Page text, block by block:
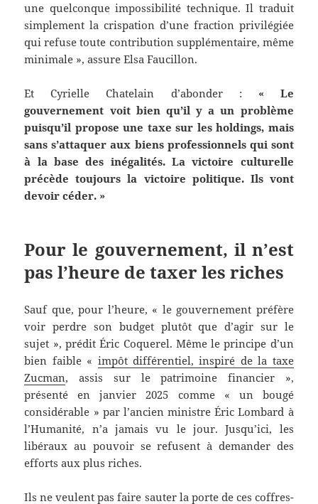
une quelconque impossibilité technique. Il traduit
simplement la crispation d’une fraction privilégiée
qui refuse toute contribution supplémentaire, même
minimale », assure Elsa Faucillon.
Et Cyrielle Chatelain d’abonder : « Le
gouvernement voit bien qu’il y a un problème
puisqu’il propose une taxe sur les holdings, mais
sans s’attaquer aux biens professionnels qui sont
à la base des inégalités. La victoire culturelle
précède toujours la victoire politique. Ils vont
devoir céder. »
Pour le gouvernement, il n’est
pas l’heure de taxer les riches
Sauf que, pour l’heure, « le gouvernement préfère
voir perdre son budget plutôt que d’agir sur le
sujet », prédit Éric Coquerel. Même le principe d’un
bien faible « impôt différentiel, inspiré de la taxe
Zucman, assis sur le patrimoine financier »,
présenté en janvier 2025 comme « un bougé
considérable » par l’ancien ministre Éric Lombard à
l’Humanité, n’a jamais vu le jour. Jusqu’ici, les
libéraux au pouvoir se refusent à demander des
efforts aux plus riches.
Ils ne veulent pas faire sauter la porte de ces coffres-